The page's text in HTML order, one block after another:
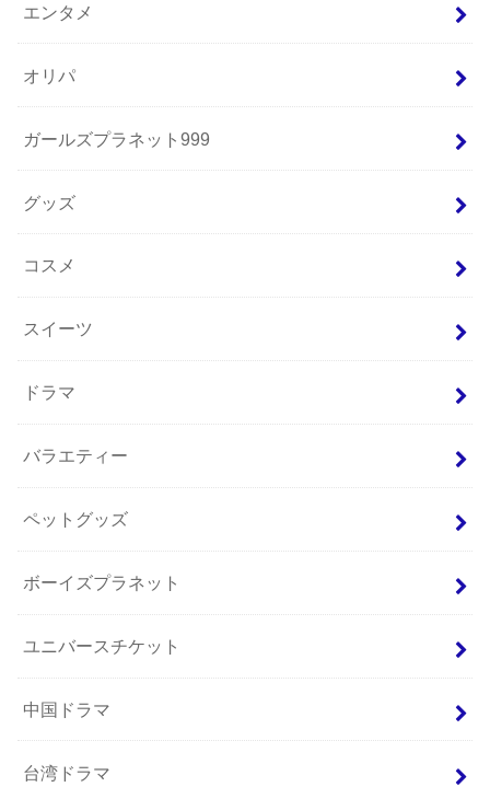
エンタメ
オリパ
ガールズプラネット999
グッズ
コスメ
スイーツ
ドラマ
バラエティー
ペットグッズ
ボーイズプラネット
ユニバースチケット
中国ドラマ
台湾ドラマ